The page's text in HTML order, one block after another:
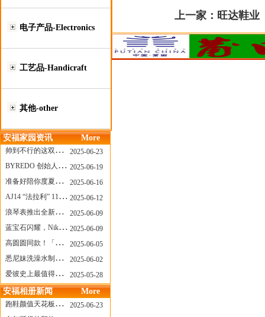
电子产品-Electronics
工艺品-Handicraft
其他-other
安福家园资讯 More
帅到不行的这双跑鞋，其实藏着Nike第一位签约跑者的故事
2025-06-23
BYREDO 创始人离任，也带走了那份灵魂感
2025-06-19
准备好陪你度夏，nanamica x Suicoke 新联名来了
2025-06-16
AJ14 “法拉利” 11年后回归，红色超跑气场全开
2025-06-12
浪琴表推出全新先行者系列祖鲁时间1925腕表
2025-06-09
蓝宝石闪耀，Nike Air Max DN8 华丽变身
2025-06-09
高圆圆同款！「赤足New Balance」新联名曝光，铺货了
2025-06-05
悉尼妹洗澡水制成肥皂开启售卖！男粉：这肥皂能吃吗？
2025-06-02
爱彼史上最值得看的大展！揭秘150年传奇制表背后
2025-05-28
安福相册新闻 More
跑鞋颜值天花板？日常也能帅一脸
2025-06-23
上一家： 旺达鞋业